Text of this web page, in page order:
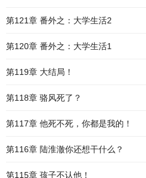
第121章 番外之：大学生活2
第120章 番外之：大学生活1
第119章 大结局！
第118章 骆风死了？
第117章 他死不死，你都是我的！
第116章 陆淮澈你还想干什么？
第115章 孩子不认他！